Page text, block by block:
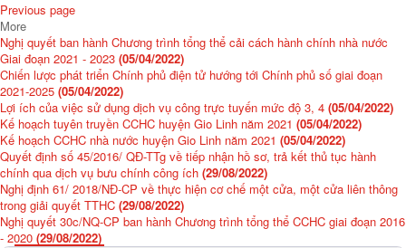
Previous page
More
Nghị quyết ban hành Chương trình tổng thể cải cách hành chính nhà nước
Giai đoạn 2021 - 2023 (05/04/2022)
Chiến lược phát triển Chính phủ điện tử hướng tới Chính phủ số giai đoạn
2021-2025 (05/04/2022)
Lợi ích của việc sử dụng dịch vụ công trực tuyến mức độ 3, 4 (05/04/2022)
Kế hoạch tuyên truyền CCHC huyện Gio Linh năm 2021 (05/04/2022)
Kế hoạch CCHC nhà nước huyện Gio Linh năm 2021 (05/04/2022)
Quyết định số 45/2016/ QĐ-TTg về tiếp nhận hồ sơ, trả kết thủ tục hành
chính qua dịch vụ bưu chính công ích (29/08/2022)
Nghị định 61/ 2018/NĐ-CP về thực hiện cơ chế một cửa, một cửa liên thông
trong giải quyết TTHC (29/08/2022)
Nghị quyết 30c/NQ-CP ban hành Chương trình tổng thể CCHC giai đoạn 2016
- 2020 (29/08/2022)